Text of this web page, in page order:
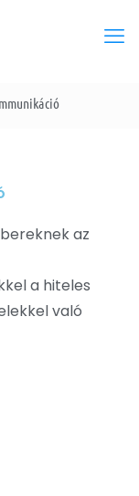
az
a hiteles
való